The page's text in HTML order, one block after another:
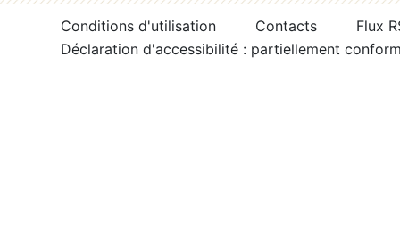
Conditions d'utilisation Contacts
Flux
Déclaration d'accessibilité : partiellement